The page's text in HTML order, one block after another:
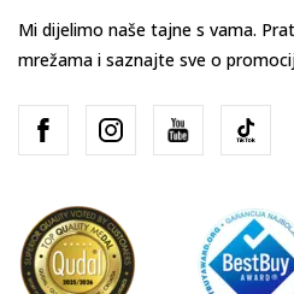
Mi dijelimo naše tajne s vama.
mrežama i saznajte sve o